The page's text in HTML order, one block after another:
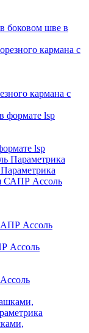
боковом шве в
кармана с
lsp
Ассоль